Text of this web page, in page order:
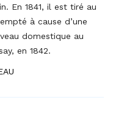
En 1841, il est tiré au
à cause d’une
domestique au
en 1842.